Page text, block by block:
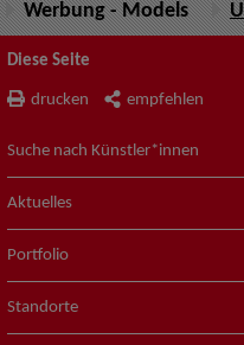
Werbung - Models
Diese Seite
drucken empfehlen
Suche nach Künstler*innen
Aktuelles
Portfolio
Standorte